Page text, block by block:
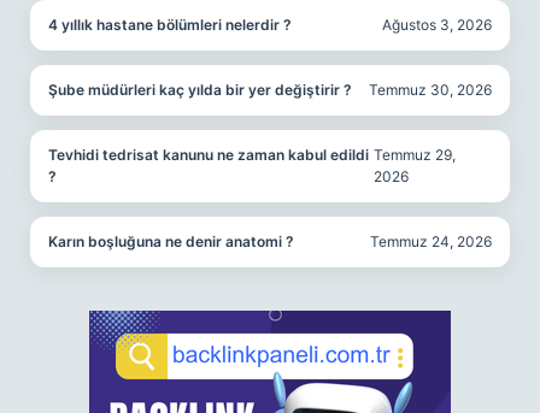
4 yıllık hastane bölümleri nelerdir ? Ağustos 3, 2026
Şube müdürleri kaç yılda bir yer değiştirir ? Temmuz 30, 2026
Tevhidi tedrisat kanunu ne zaman kabul edildi
?
Temmuz 29,
2026
Karın boşluğuna ne denir anatomi ? Temmuz 24, 2026